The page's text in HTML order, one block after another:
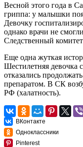
Весной этого года в
гриппа: у малышки
Девочку
однако врачи не
Следственный
Еще одна жуткая
Шестилетняя девочка
отказались
препаратом. В СК
РФ (халатность).
ВКонтакте
Одноклассники
Pinterest